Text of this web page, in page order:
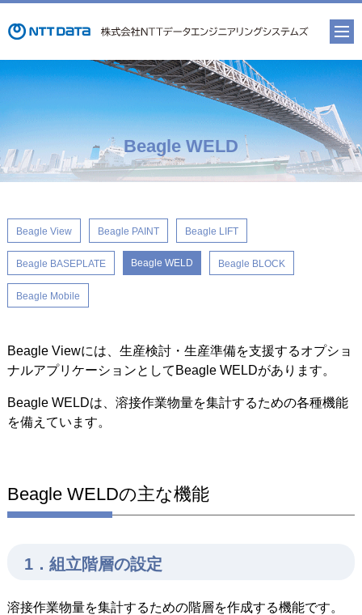
Beagle WELD
Beagle View Beagle PAINT Beagle LIFT
Beagle BASEPLATE Beagle WELD Beagle BLOCK
Beagle Mobile
Beagle Viewには、生産検討・生産準備を支援するオプショ
ナルアプリケーションとしてBeagle WELDがあります。
Beagle WELDは、溶接作業物量を集計するための各種機能
を備えています。
Beagle WELDの主な機能
1．組立階層の設定
溶接作業物量を集計するための階層を作成する機能です。